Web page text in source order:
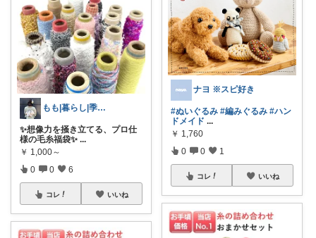
もも|暮らし|季節に合わせた商品
✨想像力を掻き立てる、プロ仕
様の毛糸福袋✨ ...
￥ 1,000～
0 0 6
コレ いいね
ナヨ ※スピ好き
#ぬいぐるみ #編みぐるみ #ハン
ドメイド ...
￥ 1,760
0 0 1
コレ いいね